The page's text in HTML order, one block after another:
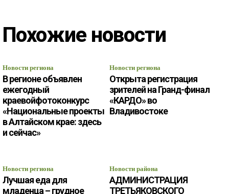
Похожие новости
Новости региона
В регионе объявлен
ежегодный
краевойфотоконкурс
«Национальные проекты
в Алтайском крае: здесь
и сейчас»
Новости региона
Открыта регистрация
зрителей на Гранд-финал
«КАРДО» во
Владивостоке
Новости региона
Лучшая еда для
младенца – грудное
Новости района
АДМИНИСТРАЦИЯ
ТРЕТЬЯКОВСКОГО